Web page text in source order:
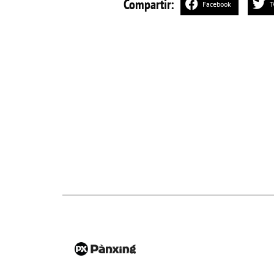
Compartir: Facebook